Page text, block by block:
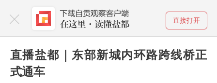
直接打开
直播盐都｜东部新城内环路跨线桥正
式通车